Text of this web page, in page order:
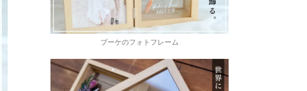
ブーケのフォトフレーム